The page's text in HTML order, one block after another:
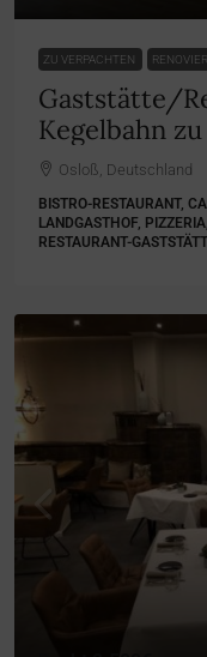
ZU VERPACHTEN
Gaststätte/
Kegelbahn
Osloß, Deutschland
BISTRO-RESTAURANT,
LANDGASTHOF,
RESTAURANT-